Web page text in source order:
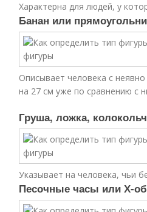
Характерна для людей, у
Банан или
Описывает человека с
на 27 см уже по сравнению с
Груша, ложка,
Указывает на человека, чьи
Песочные часы или Х-